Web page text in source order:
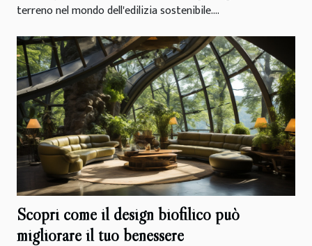
terreno nel mondo dell'edilizia sostenibile....
Scopri come il design biofilico può
migliorare il tuo benessere